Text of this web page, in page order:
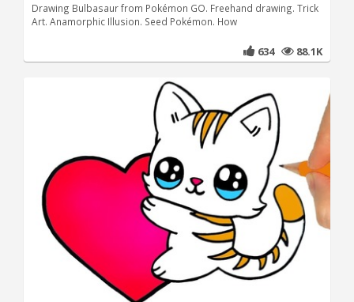
Drawing Bulbasaur from Pokémon GO. Freehand drawing. Trick
Art. Anamorphic Illusion. Seed Pokémon. How
634 88.1K